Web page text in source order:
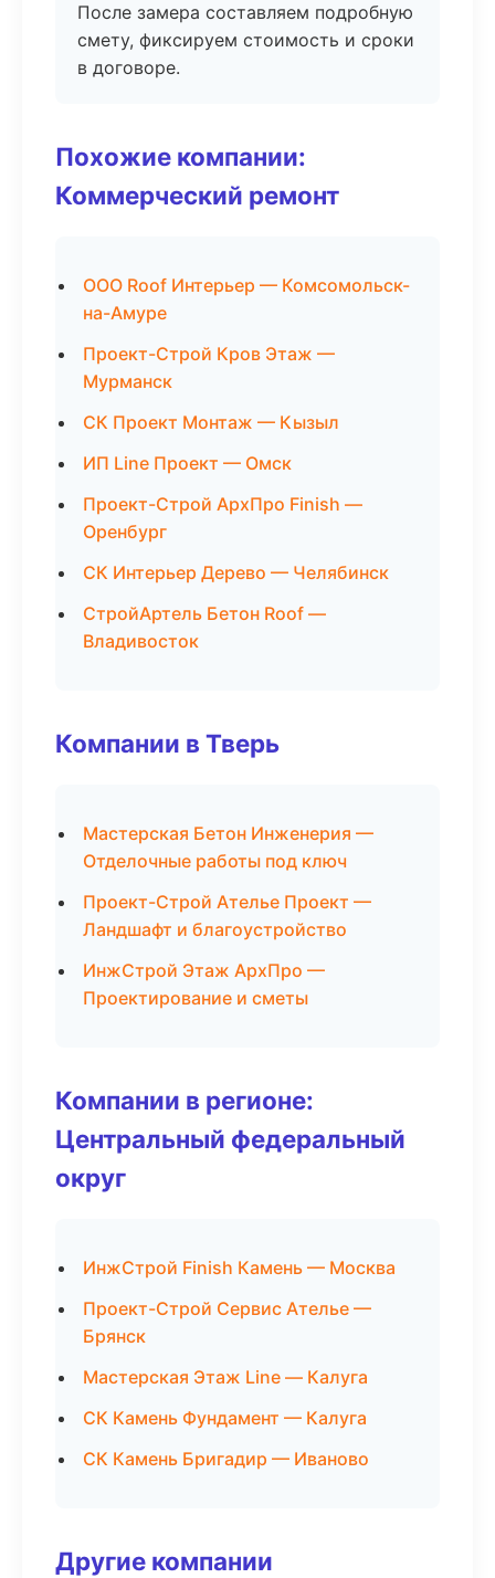
После замера составляем подробную
смету, фиксируем стоимость и сроки
в договоре.
Похожие компании:
Коммерческий ремонт
ООО Roof Интерьер — Комсомольск-
на-Амуре
Проект-Строй Кров Этаж —
Мурманск
СК Проект Монтаж — Кызыл
ИП Line Проект — Омск
Проект-Строй АрхПро Finish —
Оренбург
СК Интерьер Дерево — Челябинск
СтройАртель Бетон Roof —
Владивосток
Компании в Тверь
Мастерская Бетон Инженерия —
Отделочные работы под ключ
Проект-Строй Ателье Проект —
Ландшафт и благоустройство
ИнжСтрой Этаж АрхПро —
Проектирование и сметы
Компании в регионе:
Центральный федеральный
округ
ИнжСтрой Finish Камень — Москва
Проект-Строй Сервис Ателье —
Брянск
Мастерская Этаж Line — Калуга
СК Камень Фундамент — Калуга
СК Камень Бригадир — Иваново
Другие компании